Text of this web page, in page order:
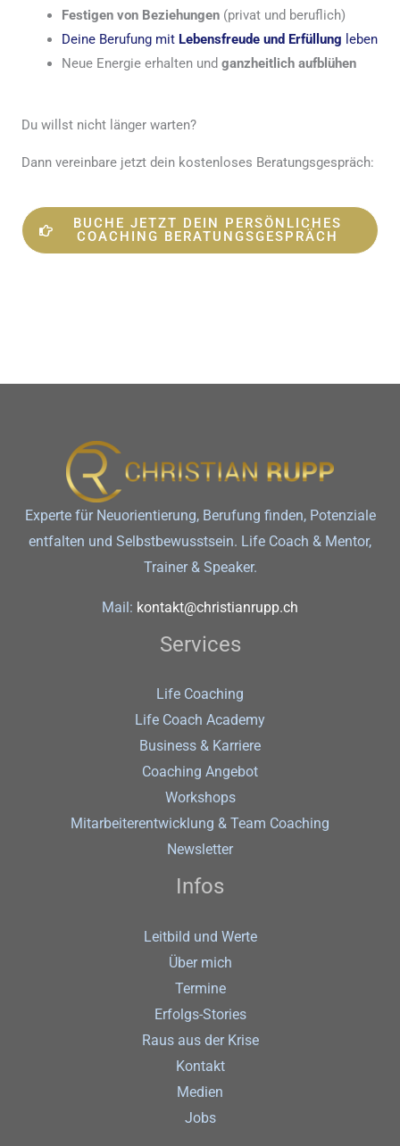
Festigen von Beziehungen (privat und beruflich)
Deine Berufung mit Lebensfreude und Erfüllung leben
Neue Energie erhalten und ganzheitlich aufblühen
Du willst nicht länger warten?
Dann vereinbare jetzt dein kostenloses Beratungsgespräch:
BUCHE JETZT DEIN PERSÖNLICHES
COACHING BERATUNGSGESPRÄCH
Experte für Neuorientierung, Berufung finden, Potenziale
entfalten und Selbstbewusstsein. Life Coach & Mentor,
Trainer & Speaker.
Mail: kontakt@christianrupp.ch
Services
Life Coaching
Life Coach Academy
Business & Karriere
Coaching Angebot
Workshops
Mitarbeiterentwicklung & Team Coaching
Newsletter
Infos
Leitbild und Werte
Über mich
Termine
Erfolgs-Stories
Raus aus der Krise
Kontakt
Medien
Jobs